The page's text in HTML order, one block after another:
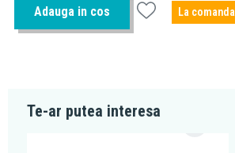
Adauga in cos La comanda
Te-ar putea interesa